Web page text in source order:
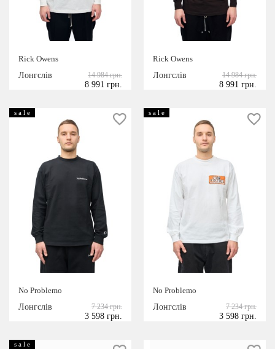
Rick Owens
Лонгслів
14 984 грн.
8 991 грн.
Rick Owens
Лонгслів
14 984 грн.
8 991 грн.
s a l e
No Problemo
Лонгслів
7 234 грн.
3 598 грн.
s a l e
No Problemo
Лонгслів
7 234 грн.
3 598 грн.
s a l e